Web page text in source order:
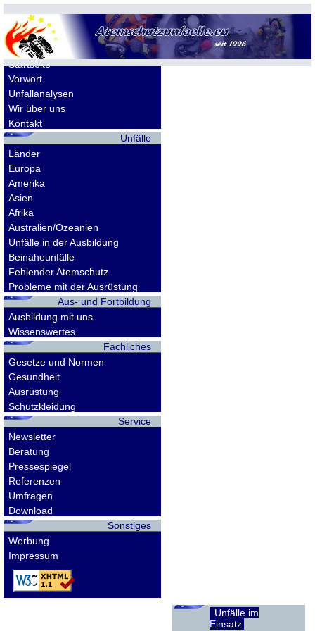
Allgemeines
Startseite
Vorwort
Unfallanalysen
Wir über uns
Kontakt
Unfälle
Länder
Europa
Amerika
Asien
Afrika
Australien/Ozeanien
Unfälle in der Ausbildung
Beinaheunfälle
Fehlender Atemschutz
Probleme mit der Ausrüstung
Aus- und Fortbildung
Ausbildung mit uns
Wissenswertes
Fachliches
Gesetze und Normen
Gesundheit
Ausrüstung
Schutzkleidung
Service
Newsletter
Beratung
Pressespiegel
Referenzen
Umfragen
Download
Sonstiges
Werbung
Impressum
Unfälle im
Einsatz